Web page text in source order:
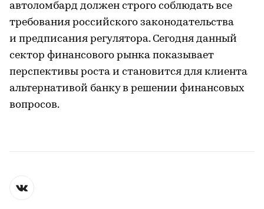
автоломбард должен строго соблюдать все
требования российского законодательства
и предписания регулятора. Сегодня данный
сектор финансового рынка показывает
перспективы роста и становится для клиента
альтернативой банку в решении финансовых
вопросов.